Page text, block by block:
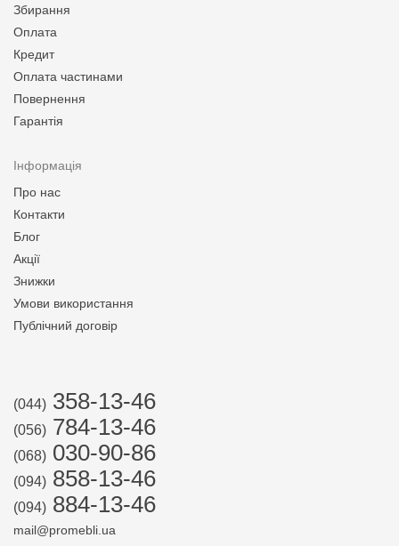
Збирання
Оплата
Кредит
Оплата частинами
Повернення
Гарантія
Інформація
Про нас
Контакти
Блог
Акції
Знижки
Умови використання
Публічний договір
(044) 358-13-46
(056) 784-13-46
(068) 030-90-86
(094) 858-13-46
(094) 884-13-46
mail@promebli.ua